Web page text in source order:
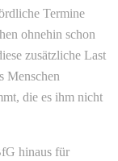
Termine
ohnehin schon
zusätzliche Last
Menschen
die es ihm nicht
hinaus für